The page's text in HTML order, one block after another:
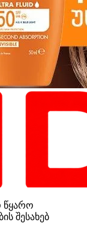
წყარო
შესახებ